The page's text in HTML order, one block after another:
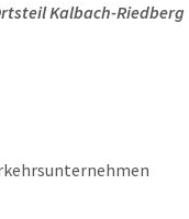
Kalbach-Riedberg